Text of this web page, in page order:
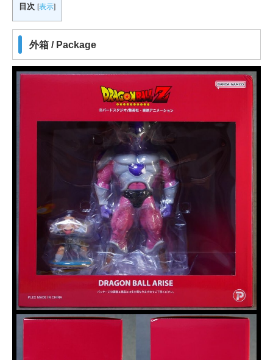
目次 [表示]
外箱 / Package